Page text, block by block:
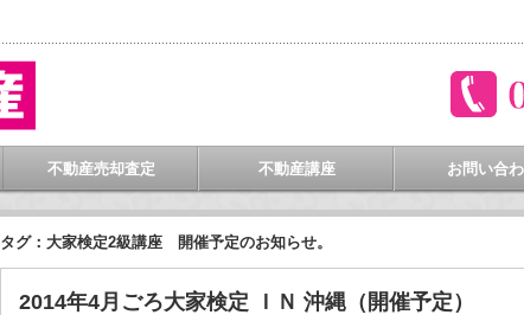
不動産売却査定 不動産講座 お問い合
タグ：大家検定2級講座 開催予定のお知らせ。
2014年4月ごろ大家検定 ＩＮ 沖縄（開催予定）